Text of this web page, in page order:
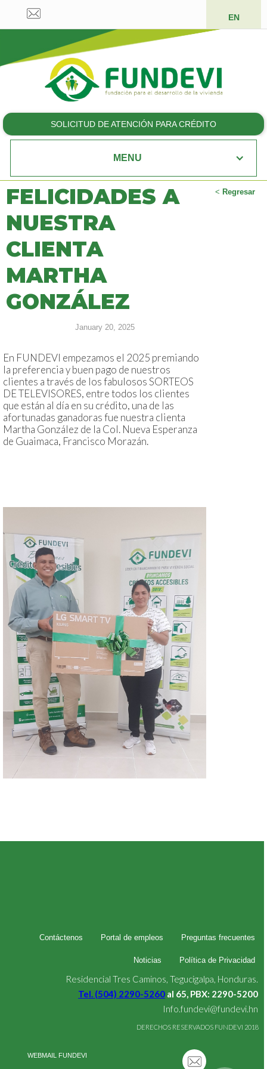
EN
SOLICITUD DE ATENCIÓN PARA CRÉDITO
MENU
< Regresar
FELICIDADES A
NUESTRA
CLIENTA
MARTHA
GONZÁLEZ
January 20, 2025
En FUNDEVI empezamos el 2025 premiando
la preferencia y buen pago de nuestros
clientes a través de los fabulosos SORTEOS
DE TELEVISORES, entre todos los clientes
que están al día en su crédito, una de las
afortunadas ganadoras fue nuestra clienta
Martha González de la Col. Nueva Esperanza
de Guaimaca, Francisco Morazán.
Contáctenos Portal de empleos Preguntas frecuentes
Noticias Política de Privacidad
Residencial Tres Caminos, Tegucigalpa, Honduras.
Tel. (504) 2290-5260 al 65, PBX: 2290-5200
Info.fundevi@fundevi.hn
DERECHOS RESERVADOS FUNDEVI 2018
WEBMAIL FUNDEVI